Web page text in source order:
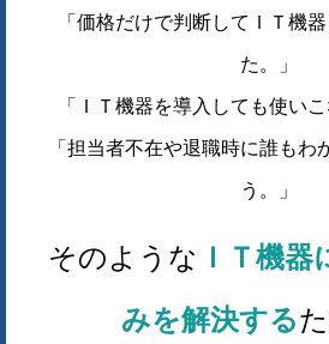
「価格だけで判断してＩＴ機
た。」
「ＩＴ機器を導入しても使い
「担当者不在や退職時に誰もわ
う。」
そのような ＩＴ機
みを解決する